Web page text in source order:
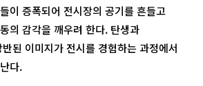
이 증폭되어 전시장의 공기를 흔들고
의 감각을 깨우려 한다. 탄생과
된 이미지가 전시를 경험하는 과정에서
다.